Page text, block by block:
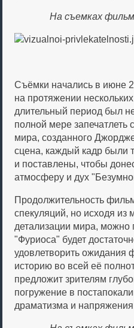
На съемках
Съёмки начались в июне
на протяжении
длительный период был
полной мере запечатлеть
мира, созданного
сцена, каждый кадр были
и поставлены, чтобы
атмосферу и дух
Продолжительность
спекуляций, но исходя из
детализации мира, можно
"Фуриоса" будет
удовлетворить ожидания
историю во всей её
предложит зрителям
погружение в
драматизма и